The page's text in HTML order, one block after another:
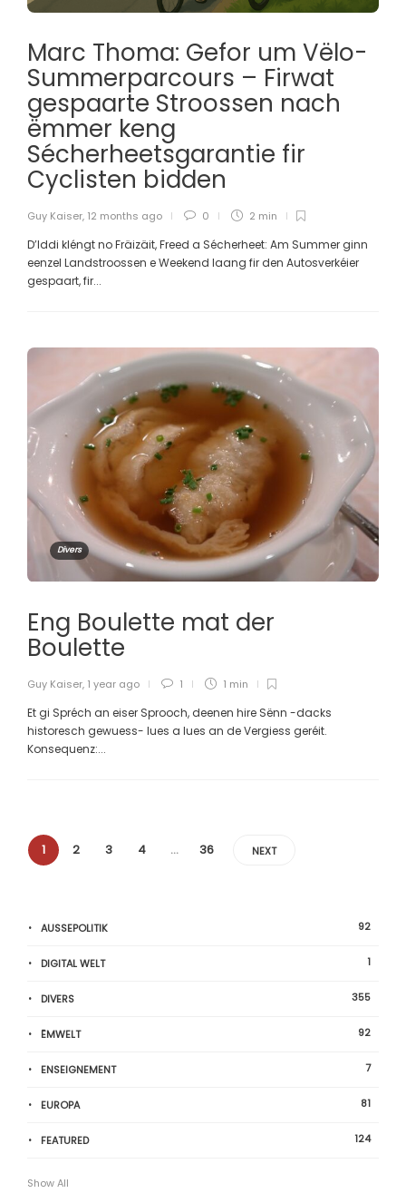
Marc Thoma: Gefor um Vëlo-
Summerparcours – Firwat
gespaarte Stroossen nach
ëmmer keng
Sécherheetsgarantie fir
Cyclisten bidden
Guy Kaiser, 12 months ago 0 2 min
D’Iddi kléngt no Fräizäit, Freed a Sécherheet: Am Summer ginn
eenzel Landstroossen e Weekend laang fir den Autosverkéier
gespaart, fir...
Divers
Eng Boulette mat der
Boulette
Guy Kaiser, 1 year ago 1 1 min
Et gi Spréch an eiser Sprooch, deenen hire Sënn -dacks
historesch gewuess- lues a lues an de Vergiess geréit.
Konsequenz:...
1 2 3 4 … 36 NEXT
AUSSEPOLITIK 92
DIGITAL WELT 1
DIVERS 355
ËMWELT 92
ENSEIGNEMENT 7
EUROPA 81
FEATURED 124
Show All